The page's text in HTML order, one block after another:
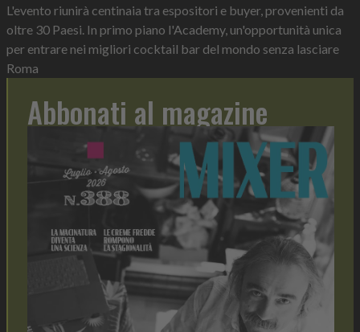
L'evento riunirà centinaia tra espositori e buyer, provenienti da
oltre 30 Paesi. In primo piano l'Academy, un'opportunità unica
per entrare nei migliori cocktail bar del mondo senza lasciare
Roma
Abbonati al magazine